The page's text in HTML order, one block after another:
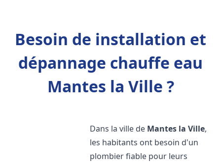
Besoin de installation et
dépannage chauffe eau
Mantes la Ville ?
Dans la ville de Mantes la Ville,
les habitants ont besoin d'un
plombier fiable pour leurs